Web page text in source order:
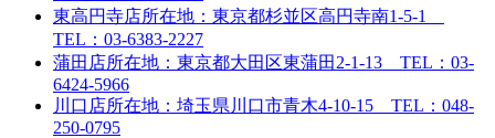
東高円寺店所在地：東京都杉並区高円寺南1-5-1
TEL：03-6383-2227
蒲田店所在地：東京都大田区東蒲田2-1-13 TEL：03-
6424-5966
川口店所在地：埼玉県川口市青木4-10-15 TEL：048-
250-0795